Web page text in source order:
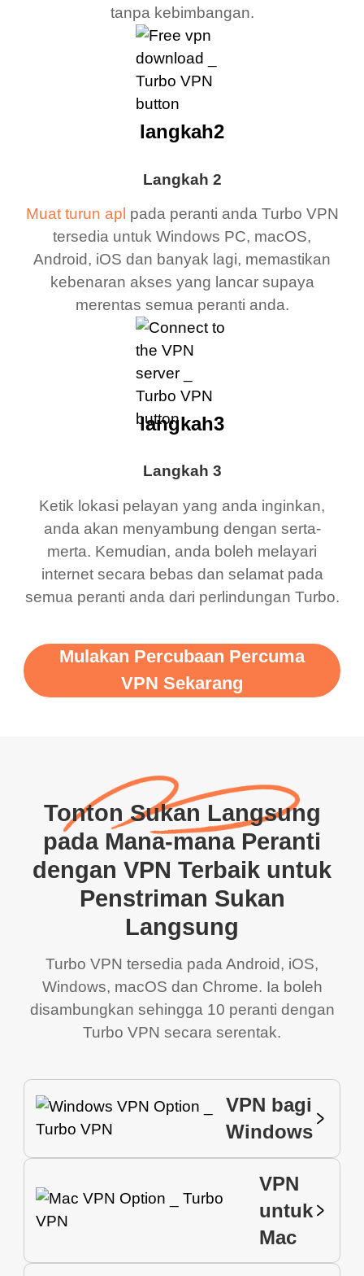
tanpa kebimbangan.
Langkah 2
Muat turun apl pada peranti anda Turbo VPN
tersedia untuk Windows PC, macOS,
Android, iOS dan banyak lagi, memastikan
kebenaran akses yang lancar supaya
merentas semua peranti anda.
langkah2
Langkah 3
Ketik lokasi pelayan yang anda inginkan,
anda akan menyambung dengan serta-
merta. Kemudian, anda boleh melayari
internet secara bebas dan selamat pada
semua peranti anda dari perlindungan Turbo.
langkah3
Mulakan Percubaan Percuma
VPN Sekarang
Tonton Sukan Langsung
pada Mana-mana Peranti
dengan VPN Terbaik untuk
Penstriman Sukan
Langsung
Turbo VPN tersedia pada Android, iOS,
Windows, macOS dan Chrome. Ia boleh
disambungkan sehingga 10 peranti dengan
Turbo VPN secara serentak.
VPN bagi
Windows
VPN
untuk
Mac